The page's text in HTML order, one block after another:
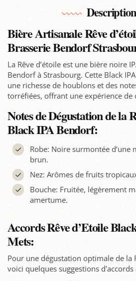
Description
Bière Artisanale Rêve
Brasserie Bendorf
La Rêve d’étoile est une bière noire
Bendorf à Strasbourg. Cette Black
une richesse de houblons et des
torréfiées, offrant une expérience de
Notes de Dégustation de la
Black IPA Bendorf:
Robe: Noire surmontée d’une
brun.
Nez: Arômes de fruits
Bouche: Fruitée, légèrement
amertume.
Accords Rêve d’Etoile
Mets:
Pour une dégustation optimale de la
voici quelques suggestions d'accords